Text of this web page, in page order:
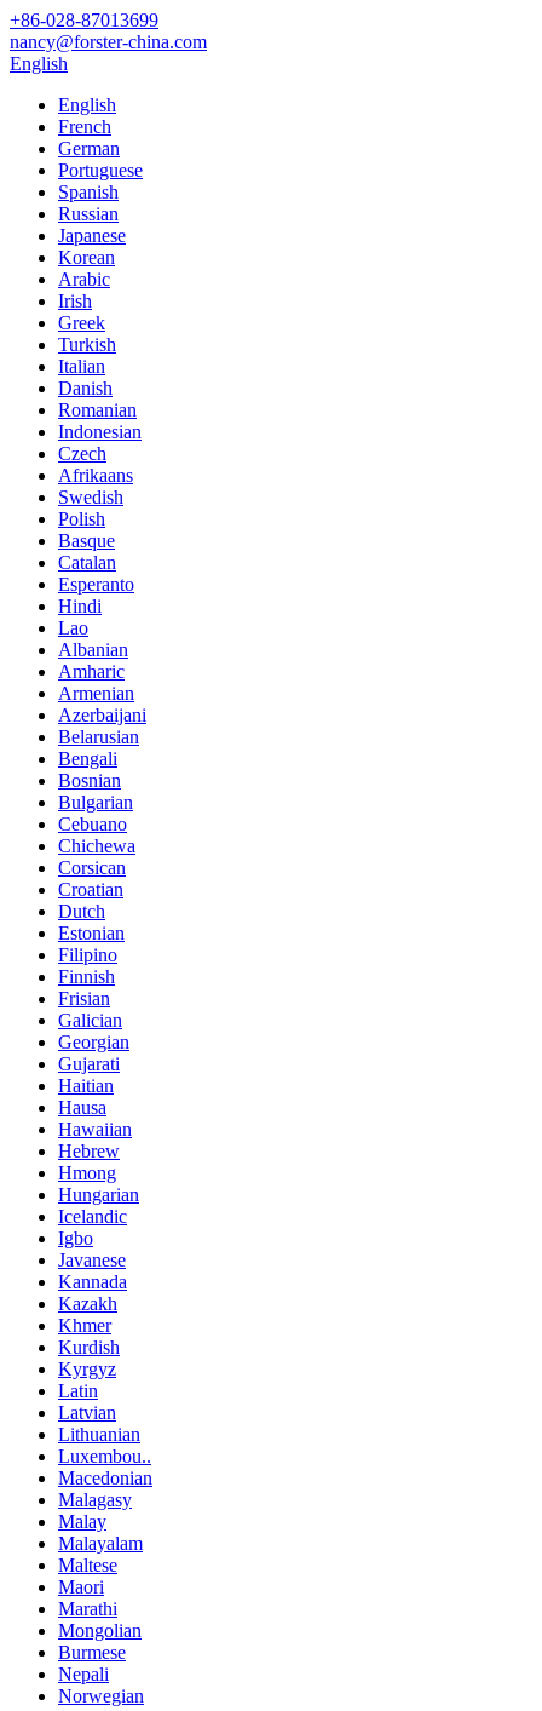
+86-028-87013699
nancy@forster-china.com
English
English
French
German
Portuguese
Spanish
Russian
Japanese
Korean
Arabic
Irish
Greek
Turkish
Italian
Danish
Romanian
Indonesian
Czech
Afrikaans
Swedish
Polish
Basque
Catalan
Esperanto
Hindi
Lao
Albanian
Amharic
Armenian
Azerbaijani
Belarusian
Bengali
Bosnian
Bulgarian
Cebuano
Chichewa
Corsican
Croatian
Dutch
Estonian
Filipino
Finnish
Frisian
Galician
Georgian
Gujarati
Haitian
Hausa
Hawaiian
Hebrew
Hmong
Hungarian
Icelandic
Igbo
Javanese
Kannada
Kazakh
Khmer
Kurdish
Kyrgyz
Latin
Latvian
Lithuanian
Luxembou..
Macedonian
Malagasy
Malay
Malayalam
Maltese
Maori
Marathi
Mongolian
Burmese
Nepali
Norwegian